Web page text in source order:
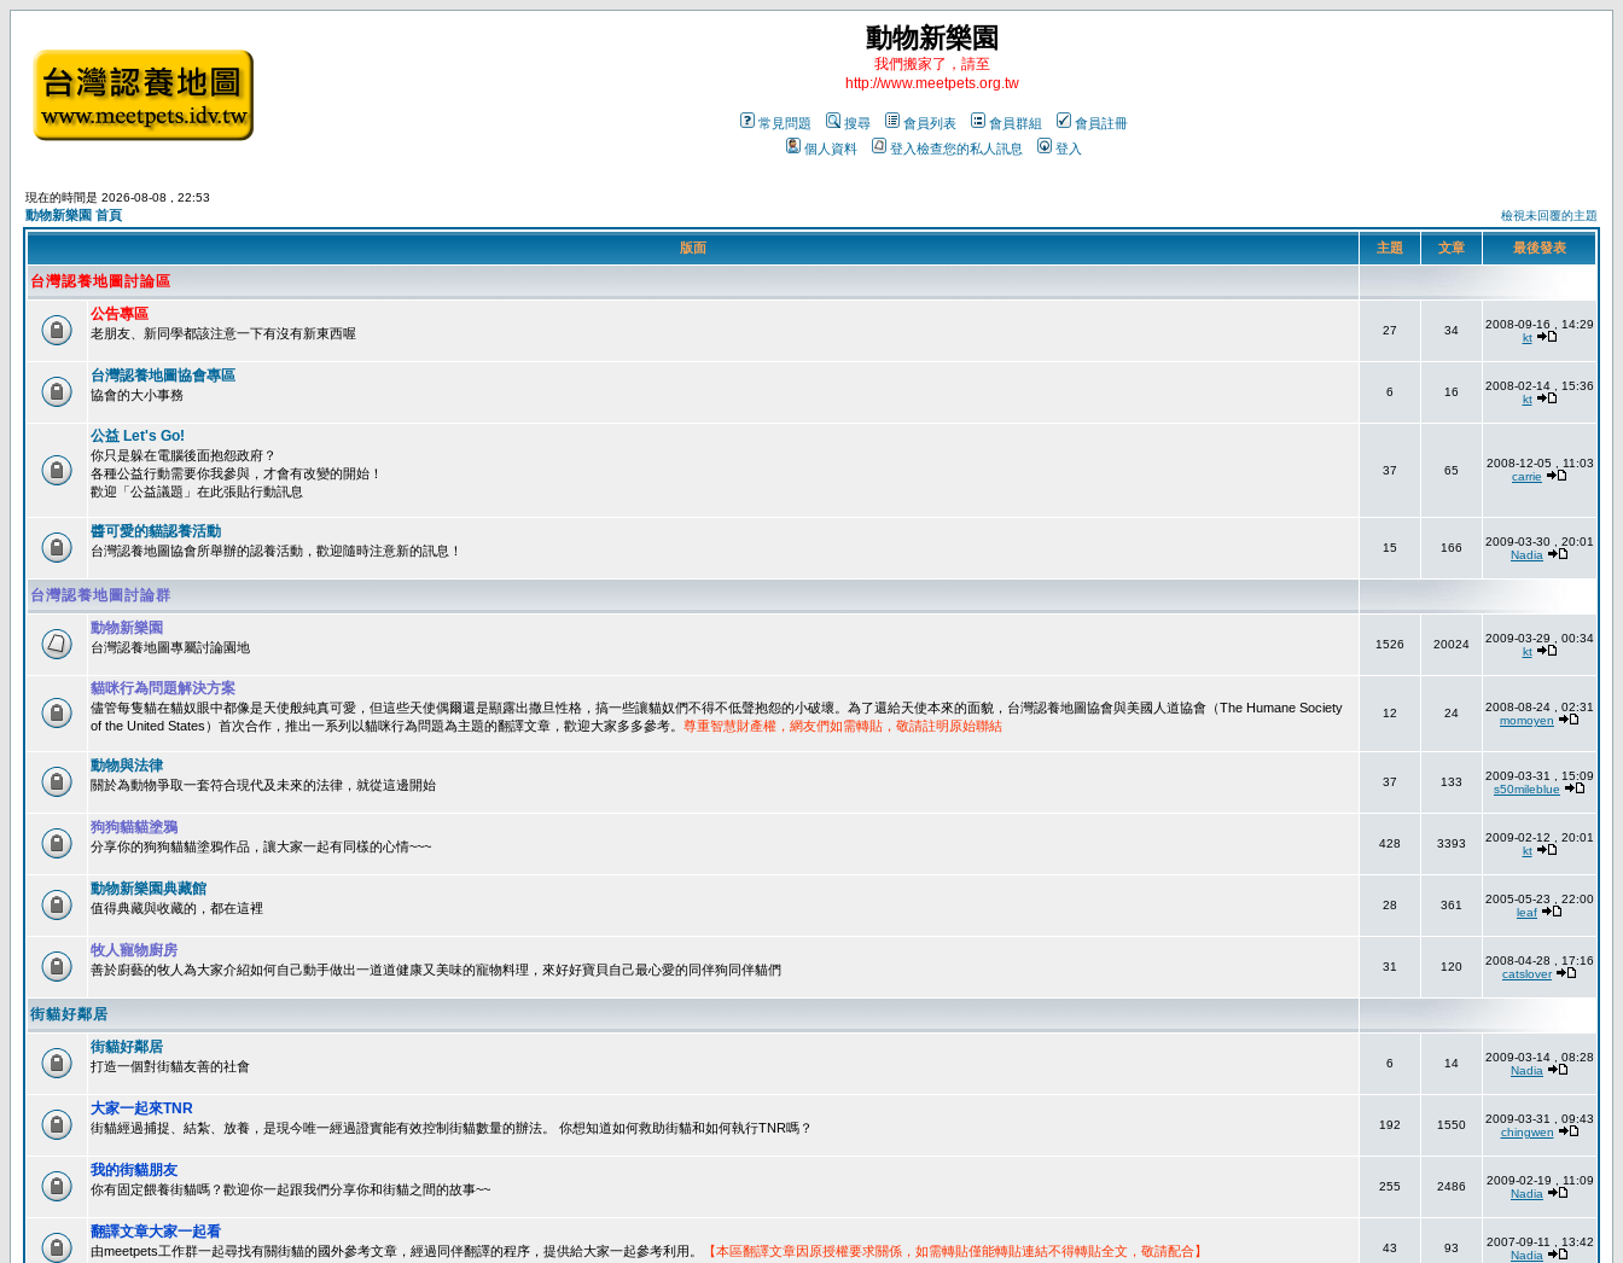
動物新樂園
我們搬家了，請至
http://www.meetpets.org.tw
常見問題 搜尋 會員列表 會員群組
會員註冊
個人資料
登入檢查您的私人訊息 登入
現在的時間是 2026-08-08 , 22:53
動物新樂園 首頁 檢視未回覆的主題
版面 主題 文章 最後發表
台灣認養地圖討論區
公告專區
老朋友、新同學都該注意一下有沒有新東西喔 27 34
2008-09-16 , 14:29
kt
台灣認養地圖協會專區
協會的大小事務 6 16
2008-02-14 , 15:36
kt
公益 Let's Go!
你只是躲在電腦後面抱怨政府？
各種公益行動需要你我參與，才會有改變的開始！
歡迎「公益議題」在此張貼行動訊息
37 65
2008-12-05 , 11:03
carrie
醬可愛的貓認養活動
台灣認養地圖協會所舉辦的認養活動，歡迎隨時注意新的訊息！ 15 166
2009-03-30 , 20:01
Nadia
台灣認養地圖討論群
動物新樂園
台灣認養地圖專屬討論園地 1526 20024
2009-03-29 , 00:34
kt
貓咪行為問題解決方案
儘管每隻貓在貓奴眼中都像是天使般純真可愛，但這些天使偶爾還是顯露出撒旦性格，搞一些讓貓奴們不得不低聲抱怨的小破壞。為了還給天使本來的面貌，台灣認養地圖協會與美國人道協會（The Humane Society
of the United States）首次合作，推出一系列以貓咪行為問題為主題的翻譯文章，歡迎大家多多參考。 尊重智慧財產權，網友們如需轉貼，敬請註明原始聯結
12 24
2008-08-24 , 02:31
momoyen
動物與法律
關於為動物爭取一套符合現代及未來的法律，就從這邊開始 37 133
2009-03-31 , 15:09
s50mileblue
狗狗貓貓塗鴉
分享你的狗狗貓貓塗鴉作品，讓大家一起有同樣的心情~~~ 428 3393
2009-02-12 , 20:01
kt
動物新樂園典藏館
值得典藏與收藏的，都在這裡 28 361
2005-05-23 , 22:00
leaf
牧人寵物廚房
善於廚藝的牧人為大家介紹如何自己動手做出一道道健康又美味的寵物料理，來好好寶貝自己最心愛的同伴狗同伴貓們 31 120
2008-04-28 , 17:16
catslover
街貓好鄰居
街貓好鄰居
打造一個對街貓友善的社會 6 14
2009-03-14 , 08:28
Nadia
大家一起來TNR
街貓經過捕捉、結紮、放養，是現今唯一經過證實能有效控制街貓數量的辦法。 你想知道如何救助街貓和如何執行TNR嗎？ 192 1550
2009-03-31 , 09:43
chingwen
我的街貓朋友
你有固定餵養街貓嗎？歡迎你一起跟我們分享你和街貓之間的故事~~ 255 2486
2009-02-19 , 11:09
Nadia
翻譯文章大家一起看
由meetpets工作群一起尋找有關街貓的國外參考文章，經過同伴翻譯的程序，提供給大家一起參考利用。 【本區翻譯文章因原授權要求關係，如需轉貼僅能轉貼連結不得轉貼全文，敬請配合】 43 93
2007-09-11 , 13:42
Nadia